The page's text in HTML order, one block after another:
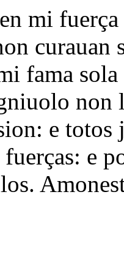
mi
curauan
fama sola
non
e
e